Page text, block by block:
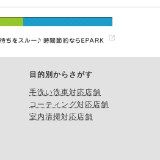
目的別からさがす
手洗い洗車対応店舗
コーティング対応店舗
室内清掃対応店舗